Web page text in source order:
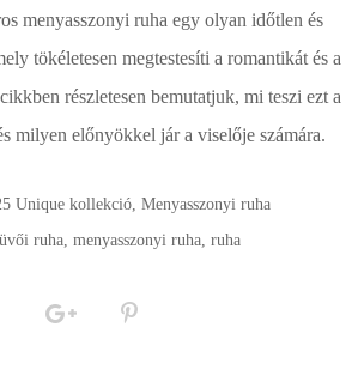
menyasszonyi ruha egy olyan időtlen és
tökéletesen megtestesíti a romantikát és a
részletesen bemutatjuk, mi teszi ezt a
milyen előnyökkel jár a viselője számára.
Unique kollekció, Menyasszonyi ruha
ruha, menyasszonyi ruha, ruha